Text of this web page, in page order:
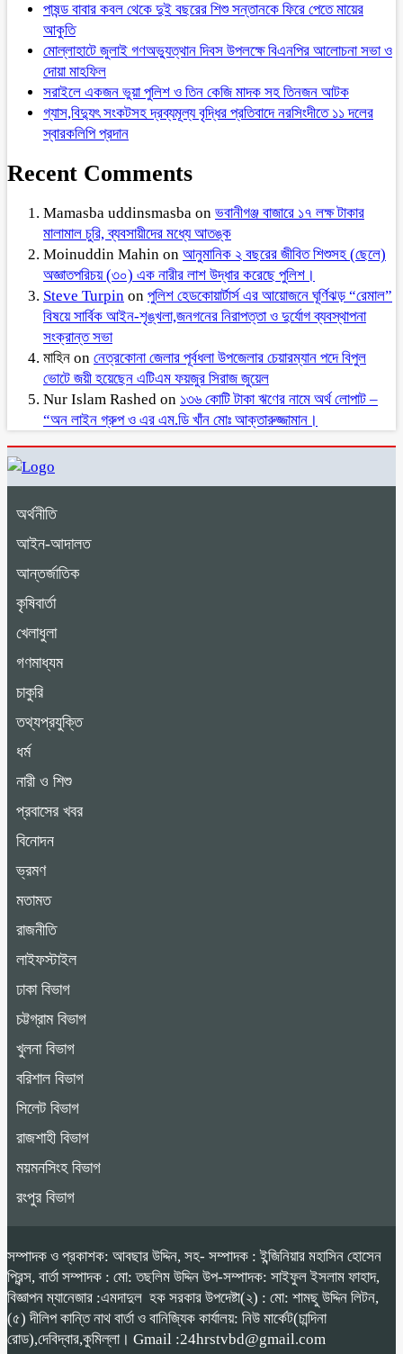
পাষন্ড বাবার কবল থেকে দুই বছরের শিশু সন্তানকে ফিরে পেতে মায়ের
আকুতি
মোল্লাহাটে জুলাই গণঅভ্যুত্থান দিবস উপলক্ষে বিএনপির আলোচনা সভা ও
দোয়া মাহফিল
সরাইলে একজন ভুয়া পুলিশ ও তিন কেজি মাদক সহ তিনজন আটক
গ্যাস,বিদ্যুৎ সংকটসহ দ্রব্যমূল্য বৃদ্ধির প্রতিবাদে নরসিংদীতে ১১ দলের
স্বারকলিপি প্রদান
Recent Comments
Mamasba uddinsmasba on ভবানীগঞ্জ বাজারে ১৭ লক্ষ টাকার
মালামাল চুরি, ব্যবসায়ীদের মধ্যে আতঙ্ক
Moinuddin Mahin on আনুমানিক ২ বছরের জীবিত শিশুসহ (ছেলে)
অজ্ঞাতপরিচয় (৩০) এক নারীর লাশ উদ্ধার করেছে পুলিশ।
Steve Turpin on পুলিশ হেডকোয়ার্টার্স এর আয়োজনে ঘূর্ণিঝড় “রেমাল”
বিষয়ে সার্বিক আইন-শৃঙ্খলা,জনগনের নিরাপত্তা ও দুর্যোগ ব্যবস্থাপনা
সংক্রান্ত সভা
মাহিন on নেত্রকোনা জেলার পূর্বধলা উপজেলার চেয়ারম্যান পদে বিপুল
ভোটে জয়ী হয়েছেন এটিএম ফয়জুর সিরাজ জুয়েল
Nur Islam Rashed on ১৩৬ কোটি টাকা ঋণের নামে অর্থ লোপাট –
“অন লাইন গ্রুপ ও এর এম.ডি খাঁন মোঃ আক্তারুজ্জামান।
অর্থনীতি
আইন-আদালত
আন্তর্জাতিক
কৃষিবার্তা
খেলাধুলা
গণমাধ্যম
চাকুরি
তথ্যপ্রযুক্তি
ধর্ম
নারী ও শিশু
প্রবাসের খবর
বিনোদন
ভ্রমণ
মতামত
রাজনীতি
লাইফস্টাইল
ঢাকা বিভাগ
চট্টগ্রাম বিভাগ
খুলনা বিভাগ
বরিশাল বিভাগ
সিলেট বিভাগ
রাজশাহী বিভাগ
ময়মনসিংহ বিভাগ
রংপুর বিভাগ
সম্পাদক ও প্রকাশক: আবছার উদ্দিন, সহ- সম্পাদক : ইন্জিনিয়ার মহাসিন হোসেন
প্রিন্স, বার্তা সম্পাদক : মো: তছলিম উদ্দিন উপ-সম্পাদক: সাইফুল ইসলাম ফাহাদ,
বিজ্ঞাপন ম্যানেজার :এমদাদুল হক সরকার উপদেষ্টা(২) : মো: শামছু উদ্দিন লিটন,
(৫) দীলিপ কান্তি নাথ বার্তা ও বানিজ্যিক কার্যালয়: নিউ মার্কেট(চান্দিনা
রোড),দেবিদ্বার,কুমিল্লা। Gmail :24hrstvbd@gmail.com